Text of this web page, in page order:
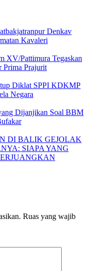
Denkav
Kavaleri
XV/Pattimura Tegaskan
Prima Prajurit
Diklat SPPI KDKMP
Negara
Dijanjikan Soal BBM
DI BALIK GEJOLAK
SIAPA YANG
Ruas yang wajib